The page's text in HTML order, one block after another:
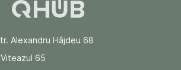
Alexandru Hâjdeu 68
65